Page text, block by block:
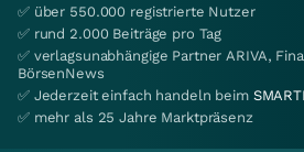
✅ über 550.000 registrierte Nutzer
✅ rund 2.000 Beiträge pro Tag
✅ verlagsunabhängige Partner ARIVA,
BörsenNews
✅ Jederzeit einfach handeln beim
✅ mehr als 25 Jahre Marktpräsenz